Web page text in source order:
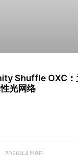
Shuffle OXC：
光网络
2026年4月8日